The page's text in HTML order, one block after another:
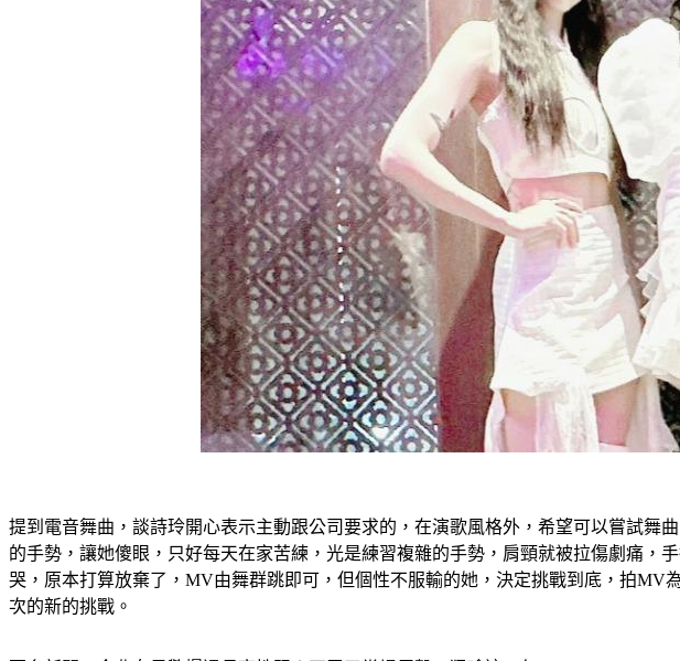
提到電音舞曲，談詩玲開心表示主動跟公司要求的，在演歌風格外，希望可以嘗試舞
的手勢，讓她傻眼，只好每天在家苦練，光是練習複雜的手勢，肩頸就被拉傷劇痛
哭，原本打算放棄了，MV由舞群跳即可，但個性不服輸的她，決定挑戰到底，拍
次的新的挑戰。